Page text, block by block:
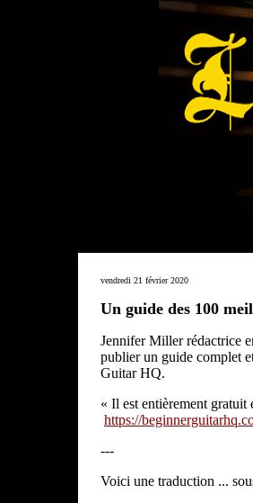
vendredi 21 février 2020
Un guide des 100
Jennifer Millerrédactrice
publier un guide complet
Guitar HQ.
« Il est entièrement
https://
---
Voici une traduction ...